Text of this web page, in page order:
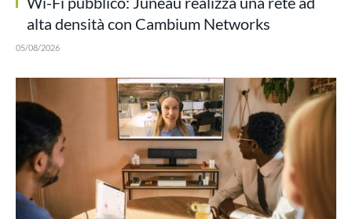
alta densità con Cambium Networks
05/08/2026